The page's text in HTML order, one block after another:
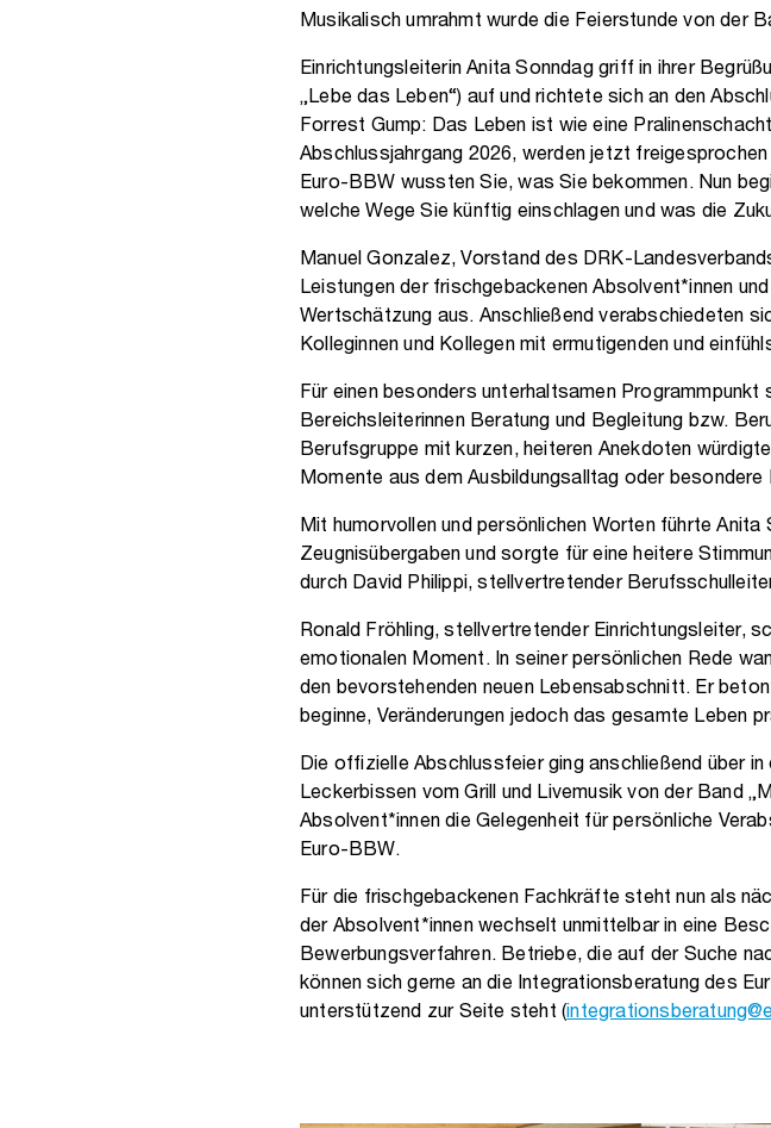
Musikalisch umrahmt wurde die Feierstunde von der
Einrichtungsleiterin Anita Sonndag griff in ihrer
„Lebe das Leben“) auf und richtete sich an den
Forrest Gump: Das Leben ist wie eine
Abschlussjahrgang 2026, werden jetzt
Euro-BBW wussten Sie, was Sie bekommen. Nun
welche Wege Sie künftig einschlagen und was die
Manuel Gonzalez, Vorstand des DRK-
Leistungen der frischgebackenen Absolvent*innen
Wertschätzung aus. Anschließend verabschiedeten
Kolleginnen und Kollegen mit ermutigenden und
Für einen besonders unterhaltsamen
Bereichsleiterinnen Beratung und Begleitung bzw.
Berufsgruppe mit kurzen, heiteren Anekdoten
Momente aus dem Ausbildungsalltag oder besondere
Mit humorvollen und persönlichen Worten führte
Zeugnisübergaben und sorgte für eine heitere
durch David Philippi, stellvertretender
Ronald Fröhling, stellvertretender Einrichtungsleiter,
emotionalen Moment. In seiner persönlichen Rede
den bevorstehenden neuen Lebensabschnitt. Er
beginne, Veränderungen jedoch das gesamte Leben
Die offizielle Abschlussfeier ging anschließend über
Leckerbissen vom Grill und Livemusik von der Band
Absolvent*innen die Gelegenheit für persönliche
Euro-BBW.
Für die frischgebackenen Fachkräfte steht nun als
der Absolvent*innen wechselt unmittelbar in eine
Bewerbungsverfahren. Betriebe, die auf der Suche
können sich gerne an die Integrationsberatung des
unterstützend zur Seite steht (